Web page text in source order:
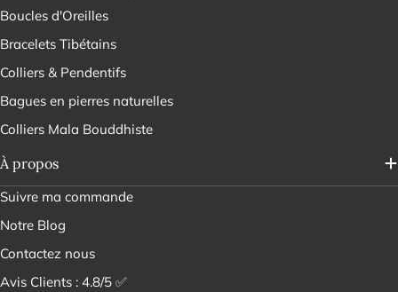
Boucles d'Oreilles
Bracelets Tibétains
Colliers & Pendentifs
Bagues en pierres naturelles
Colliers Mala Bouddhiste
À propos
Suivre ma commande
Notre Blog
Contactez nous
Avis Clients : 4.8/5 ✅